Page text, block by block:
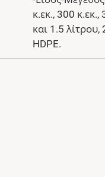
κ.εκ., 300 κ.εκ.,
και 1.5 λίτρου,
HDPE.